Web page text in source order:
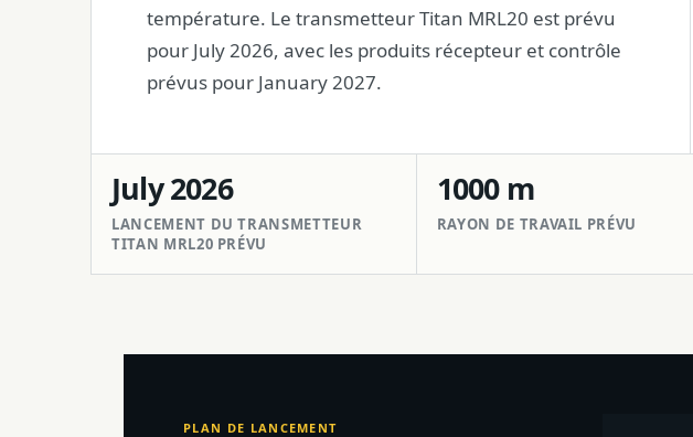
température. Le transmetteur Titan MRL20 est prévu
pour July 2026, avec les produits récepteur et contrôle
prévus pour January 2027.
July 2026
LANCEMENT DU TRANSMETTEUR
TITAN MRL20 PRÉVU
1000 m
RAYON DE TRAVAIL PRÉVU
PLAN DE LANCEMENT